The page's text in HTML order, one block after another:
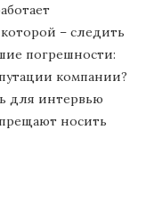
– следить
погрешности:
компании?
для интервью
носить